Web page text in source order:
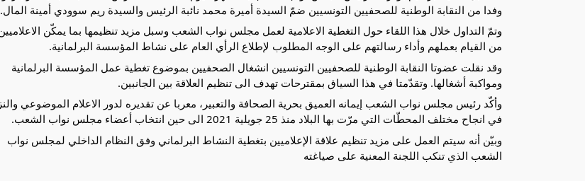
وفدا من النقابة الوطنية للصحفيين التونسيين ضمّ السيدة أميرة محمد نائبة الرئيس والسيدة ريم سوودي أمينة المال.
من القيام بعملهم وأداء رسالتهم على الوجه المطلوب لإطلاع الرأي العام على نشاط المؤسسة البرلمانية.
ومواكبة أشغالها. وتقدّمتا في هذا السياق بمقترحات تهدف الى تنظيم العلاقة بين الجانبين.
في انجاح مختلف المحطّات التي مرّت بها البلاد منذ 25 جويلية 2021 الى حين انتخاب أعضاء مجلس نواب الشعب.
الشعب الذي تنكب اللجنة المعنية على صياغته